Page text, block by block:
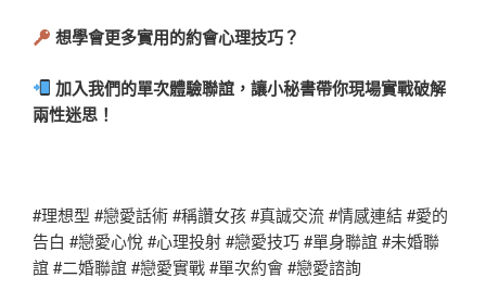
想學會更多實用的約會心理技巧？
加入我們的單次體驗聯誼，讓小秘書帶你現場實戰破解
兩性迷思！
#理想型 #戀愛話術 #稱讚女孩 #真誠交流 #情感連結 #愛的
告白 #戀愛心悅 #心理投射 #戀愛技巧 #單身聯誼 #未婚聯
誼 #二婚聯誼 #戀愛實戰 #單次約會 #戀愛諮詢